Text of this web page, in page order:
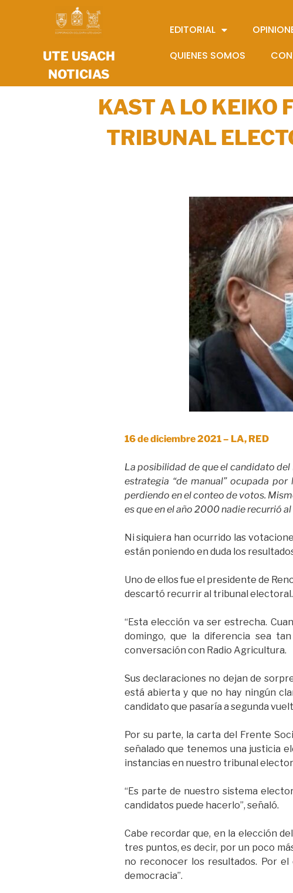
UTE USACH
NOTICIAS
EDITORIAL
QUIENES SOMOS
KAST A LO KEIKO
TRIBUNAL
16 de diciembre 2021 – LA, RED
La posibilidad de que el candidato
estrategia “de manual” ocupada
perdiendo en el conteo de votos.
es que en el año 2000 nadie recurrió
Ni siquiera han ocurrido las
están poniendo en duda los
Uno de ellos fue el presidente de
descartó recurrir al tribunal electoral.
“Esta elección va ser estrecha.
domingo, que la diferencia sea
conversación con Radio Agricultura.
Sus declaraciones no dejan de
está abierta y que no hay ningún
candidato que pasaría a segunda
Por su parte, la carta del Frente
señalado que tenemos una justicia
instancias en nuestro tribunal
“Es parte de nuestro sistema
candidatos puede hacerlo”, señaló.
Cabe recordar que, en la elección
tres puntos, es decir, por un poco
no reconocer los resultados. Por
democracia”.